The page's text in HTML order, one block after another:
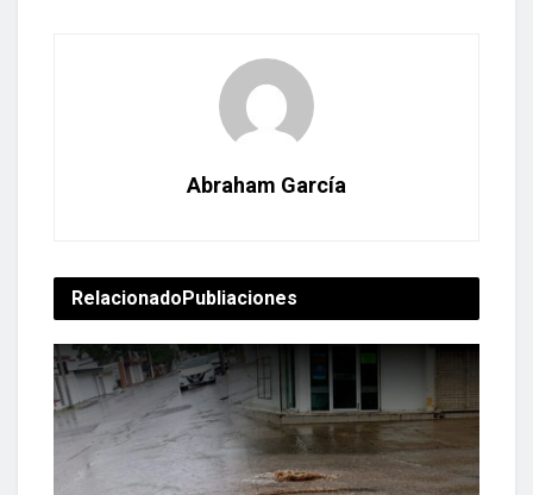
Abraham García
RelacionadoPubliaciones